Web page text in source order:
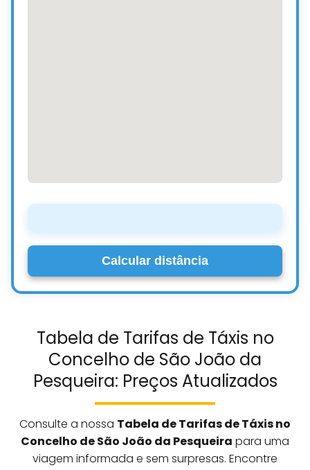
Calcular distância
Tabela de Tarifas de Táxis no
Concelho de São João da
Pesqueira: Preços Atualizados
Consulte a nossa Tabela de Tarifas de Táxis no
Concelho de São João da Pesqueira para uma
viagem informada e sem surpresas. Encontre